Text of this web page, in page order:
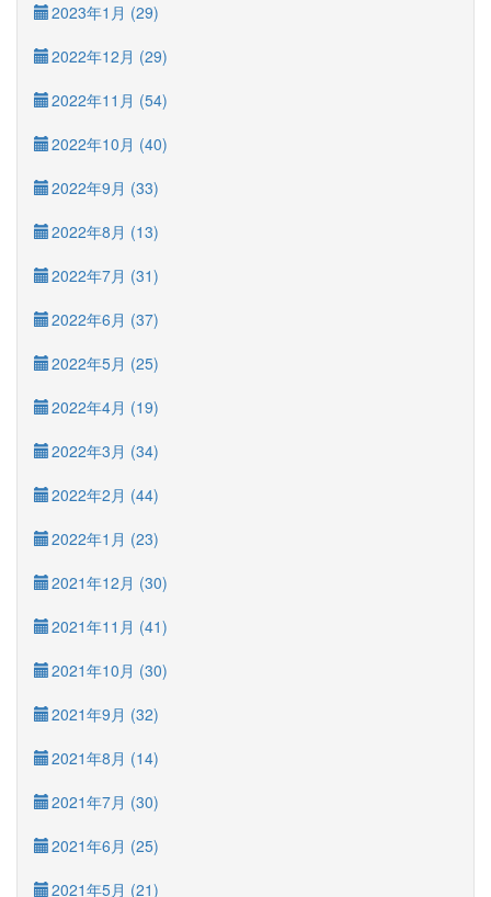
2023年1月 (29)
2022年12月 (29)
2022年11月 (54)
2022年10月 (40)
2022年9月 (33)
2022年8月 (13)
2022年7月 (31)
2022年6月 (37)
2022年5月 (25)
2022年4月 (19)
2022年3月 (34)
2022年2月 (44)
2022年1月 (23)
2021年12月 (30)
2021年11月 (41)
2021年10月 (30)
2021年9月 (32)
2021年8月 (14)
2021年7月 (30)
2021年6月 (25)
2021年5月 (21)